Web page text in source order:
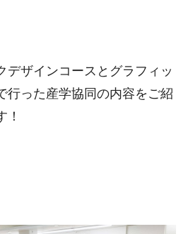
デザインコースとグラフィッ
行った産学協同の内容をご紹
！